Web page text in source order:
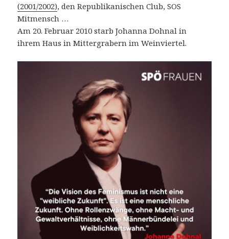
(2001/2002), den Republikanischen Club, SOS
Mitmensch …
Am 20. Februar 2010 starb Johanna Dohnal in
ihrem Haus in Mittergrabern im Weinviertel.